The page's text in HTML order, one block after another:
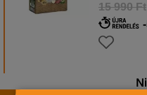
15 990 Ft